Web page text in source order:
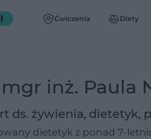
Ćwiczenia Diety
mgr inż. Paula
ds. żywienia, dietetyk,
dietetyk z ponad 7-